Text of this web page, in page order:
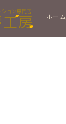
ホーム